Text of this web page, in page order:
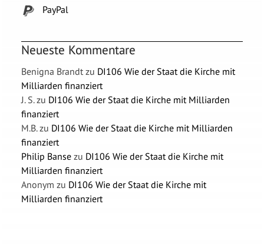
PayPal
Neueste Kommentare
Benigna Brandt zu DI106 Wie der Staat die Kirche mit
Milliarden finanziert
J. S.zu DI106 Wie der Staat die Kirche mit Milliarden
finanziert
M.B.zu DI106 Wie der Staat die Kirche mit Milliarden
finanziert
Philip Banse zu DI106 Wie der Staat die Kirche mit
Milliarden finanziert
Anonym zu DI106 Wie der Staat die Kirche mit
Milliarden finanziert